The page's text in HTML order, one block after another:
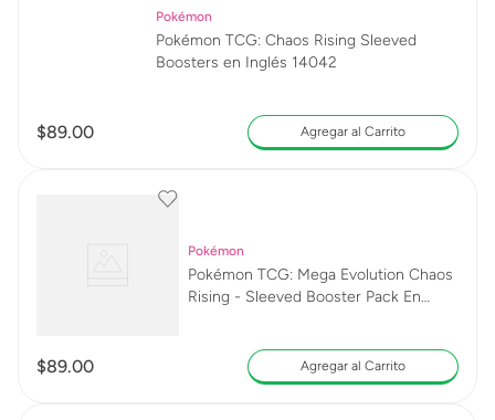
Pokémon
Pokémon TCG: Chaos Rising Sleeved
Boosters en Inglés 14042
$89.00 Agregar al Carrito
Pokémon
Pokémon TCG: Mega Evolution Chaos
Rising - Sleeved Booster Pack En
$89.00 Agregar al Carrito